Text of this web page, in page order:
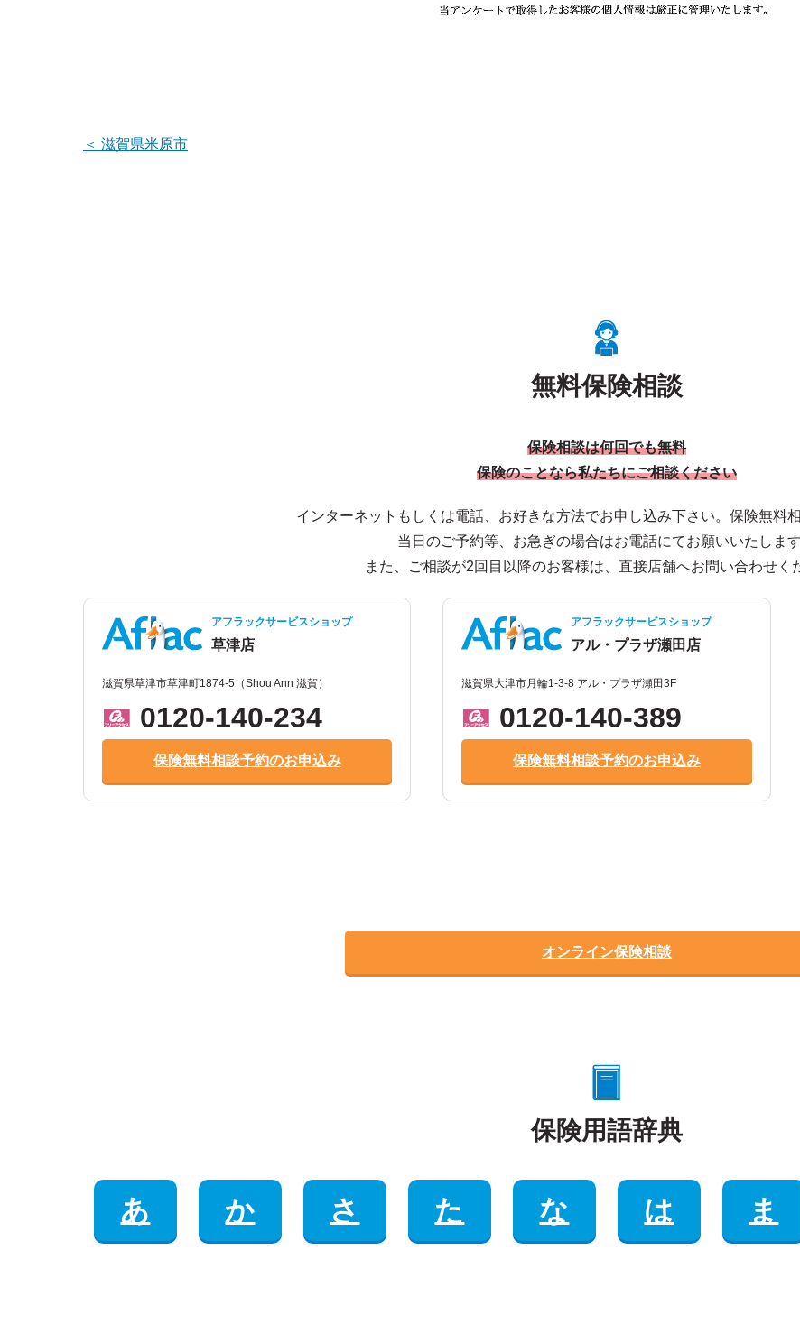
＜ 滋賀県米原市
無料保険相談
保険相談は何回でも無料
保険のことなら私たちにご相談ください
インターネットもしくは電話、お好きな方法でお申し込み下さい。保険無料
当日のご予約等、お急ぎの場合はお電話にてお願いいたします
また、ご相談が2回目以降のお客様は、直接店舗へお問い合わせく
アフラックサービスショップ
草津店
滋賀県草津市草津町1874-5（Shou Ann 滋賀）
0120-140-234
保険無料相談予約のお申込み
アフラックサービスショップ
アル・プラザ瀬田店
滋賀県大津市月輪1-3-8 アル・プラザ瀬田3F
0120-140-389
保険無料相談予約のお申込み
オンライン保険相談
保険用語辞典
あ か さ た な は ま